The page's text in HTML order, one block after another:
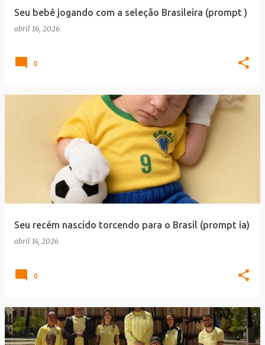
Seu bebê jogando com a seleção Brasileira (prompt )
abril 16, 2026
0
Seu recém nascido torcendo para o Brasil (prompt ia)
abril 14, 2026
0